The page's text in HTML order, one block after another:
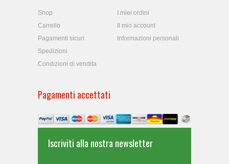
Shop
Carrello
Pagamenti sicuri
Spedizioni
Condizioni di vendita
I miei ordini
Il mio account
Informazioni personali
Pagamenti accettati
Iscriviti alla nostra newsletter